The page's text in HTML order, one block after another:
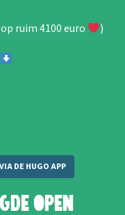
ruim 4100 euro
)
VIA DE HUGO APP
Open